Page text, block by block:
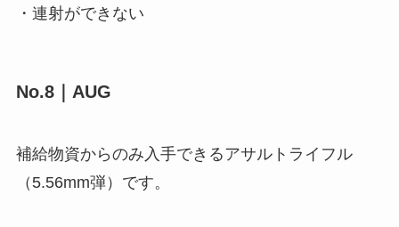
・連射ができない
No.8｜AUG
補給物資からのみ入手できるアサルトライフル
（5.56mm弾）です。